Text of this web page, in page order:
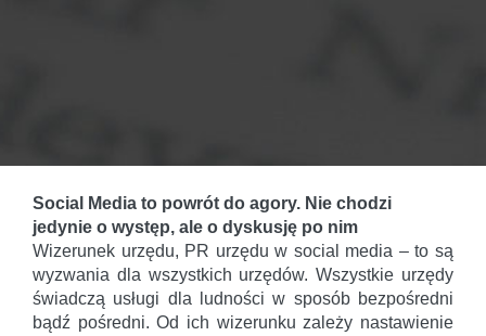
Social Media to powrót do agory. Nie chodzi
jedynie o występ, ale o dyskusję po nim
Wizerunek urzędu, PR urzędu w social media – to są
wyzwania dla wszystkich urzędów. Wszystkie urzędy
świadczą usługi dla ludności w sposób bezpośredni
bądź pośredni. Od ich wizerunku zależy nastawienie